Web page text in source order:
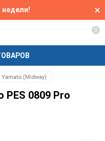
недели!
0
Yamato (Midway)
0809 Pro